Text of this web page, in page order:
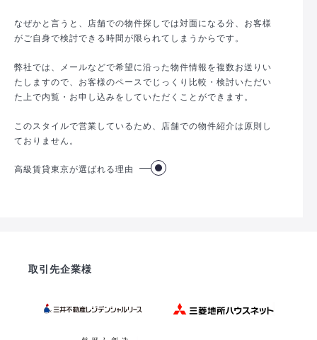
なぜかと言うと、店舗での物件探しでは対面になる分、お客様
がご自身で検討できる時間が限られてしまうからです。
弊社では、メールなどで希望に沿った物件情報を複数お送りい
たしますので、お客様のペースでじっくり比較・検討いただい
た上で内覧・お申し込みをしていただくことができます。
このスタイルで営業しているため、店舗での物件紹介は原則し
ておりません。
高級賃貸東京が選ばれる理由
取引先企業様